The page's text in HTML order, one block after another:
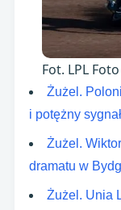
Fot. LPL Foto
Żużel.
i potężny
Żużel.
dramatu w
Żużel. Unia